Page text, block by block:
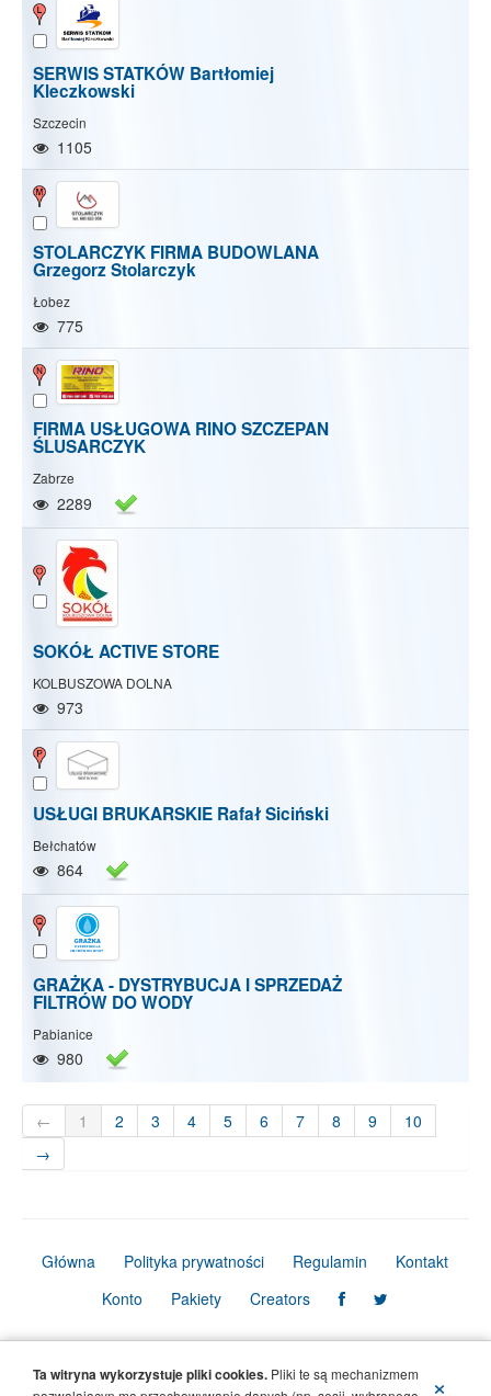
SERWIS STATKÓW Bartłomiej
Kleczkowski
Szczecin
1105
STOLARCZYK FIRMA BUDOWLANA
Grzegorz Stolarczyk
Łobez
775
FIRMA USŁUGOWA RINO SZCZEPAN
ŚLUSARCZYK
Zabrze
2289
SOKÓŁ ACTIVE STORE
KOLBUSZOWA DOLNA
973
USŁUGI BRUKARSKIE Rafał Siciński
Bełchatów
864
GRAŻKA - DYSTRYBUCJA I SPRZEDAŻ
FILTRÓW DO WODY
Pabianice
980
← 1 2 3 4 5 6 7 8 9
10
→
Główna Polityka prywatności Regulamin
Kontakt
Konto
Pakiety Creators
×
Ta witryna wykorzystuje pliki cookies. Pliki te są mechanizmem